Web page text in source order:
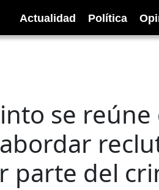
Actualidad Política
se
abordar
parte del